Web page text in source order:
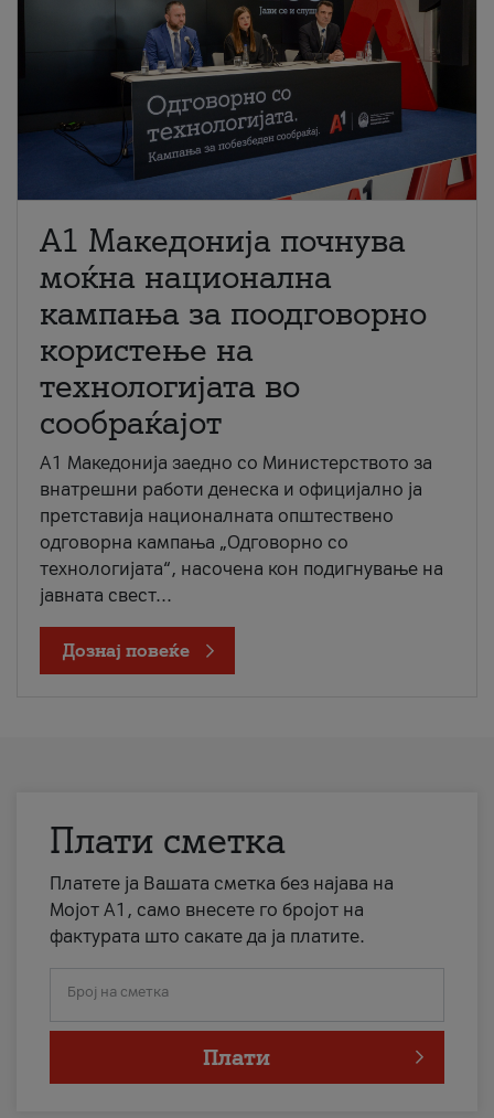
A1 Македонија почнува
моќна национална
кампања за поодговорно
користење на
технологијата во
сообраќајот
A1 Македонија заедно со Министерството за
внатрешни работи денеска и официјално ја
претставија националната општествено
одговорна кампања „Одговорно со
технологијата“, насочена кон подигнување на
јавната свест...
Дознај повеќе
Плати сметка
Платете ја Вашата сметка без најава на
Мојот А1, само внесете го бројот на
фактурата што сакате да ја платите.
Број на сметка
Плати